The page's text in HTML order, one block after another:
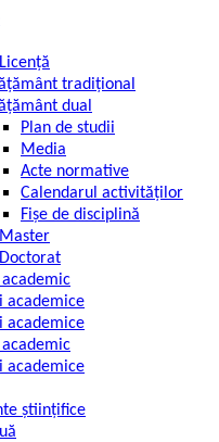
tradițional
dual
Plan de studii
Media
Acte normative
Calendarul activităților
Fișe de disciplină
academice
academice
academice
științifice